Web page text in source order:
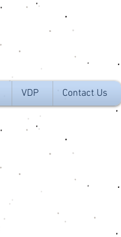
VDP Contact Us